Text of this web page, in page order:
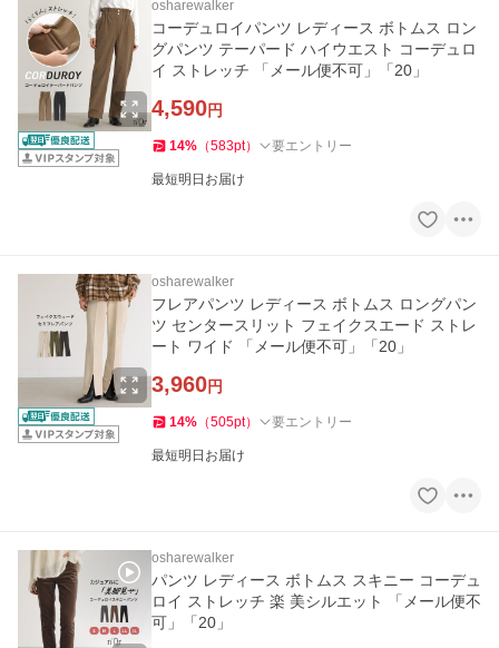
osharewalker
コーデュロイパンツ レディース ボトムス ロン
グパンツ テーパード ハイウエスト コーデュロ
イ ストレッチ 「メール便不可」「20」
4,590円
14% （583pt） 要エントリー
最短明日お届け
osharewalker
フレアパンツ レディース ボトムス ロングパン
ツ センタースリット フェイクスエード ストレ
ート ワイド 「メール便不可」「20」
3,960円
14% （505pt） 要エントリー
最短明日お届け
osharewalker
パンツ レディース ボトムス スキニー コーデュ
ロイ ストレッチ 楽 美シルエット 「メール便不
可」「20」